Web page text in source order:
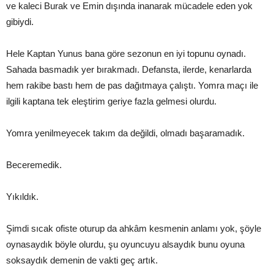
ve kaleci Burak ve Emin dışında inanarak mücadele eden yok
gibiydi.
Hele Kaptan Yunus bana göre sezonun en iyi topunu oynadı.
Sahada basmadık yer bırakmadı. Defansta, ilerde, kenarlarda
hem rakibe bastı hem de pas dağıtmaya çalıştı. Yomra maçı ile
ilgili kaptana tek eleştirim geriye fazla gelmesi olurdu.
Yomra yenilmeyecek takım da değildi, olmadı başaramadık.
Beceremedik.
Yıkıldık.
Şimdi sıcak ofiste oturup da ahkâm kesmenin anlamı yok, şöyle
oynasaydık böyle olurdu, şu oyuncuyu alsaydık bunu oyuna
soksaydık demenin de vakti geç artık.